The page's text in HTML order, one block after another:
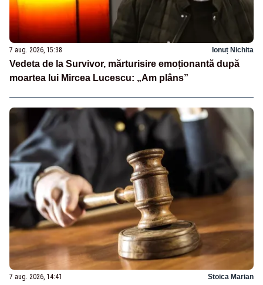
7 aug. 2026, 15:38 Ionuț Nichita
Vedeta de la Survivor, mărturisire emoționantă după
moartea lui Mircea Lucescu: „Am plâns”
7 aug. 2026, 14:41 Stoica Marian